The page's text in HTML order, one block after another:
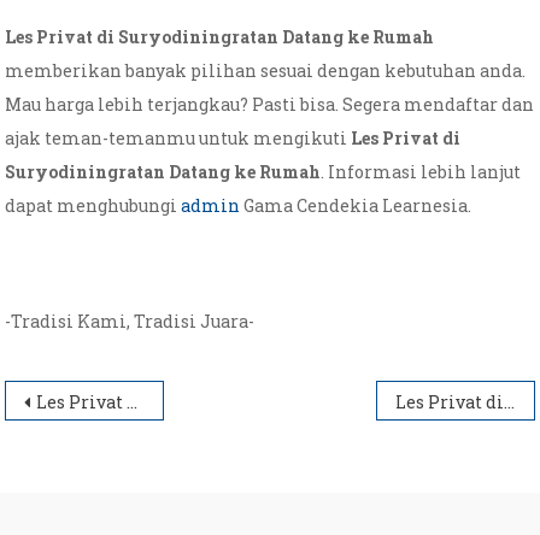
Les Privat di Suryodiningratan Datang ke Rumah
memberikan banyak pilihan sesuai dengan kebutuhan anda.
Mau harga lebih terjangkau? Pasti bisa. Segera mendaftar dan
ajak teman-temanmu untuk mengikuti Les Privat di
Suryodiningratan Datang ke Rumah. Informasi lebih lanjut
dapat menghubungiadmin Gama Cendekia Learnesia.
-Tradisi Kami, Tradisi Juara-
Post
Les Privat di Klitren Datang ke Rumah Les Privat di Terban Datang ke Rumah